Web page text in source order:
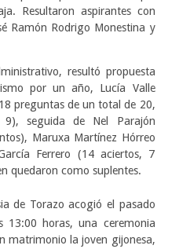
Resultaron aspirantes con
Ramón Rodrigo Monestina y
resultó propuesta
por un año, Lucía Valle
preguntas de un total de 20,
seguida de Nel Parajón
Maruxa Martínez Hórreo
Ferrero (14 aciertos, 7
quedaron como suplentes.
de Torazo acogió el pasado
horas, una ceremonia
matrimonio la joven gijonesa,